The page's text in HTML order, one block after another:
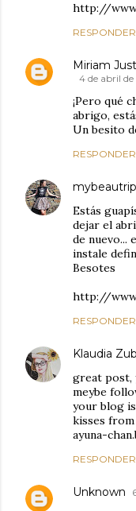
http://
RESPONDER
Miriam
4 de abril de
¡Pero qué
abrigo,
Un besito
RESPONDER
mybeautrip
Estás
dejar el
de nuevo...
instale
Besotes
http://
RESPONDER
Klaudia
great post,
meybe
your blog
kisses
ayuna-
RESPONDER
Unknown